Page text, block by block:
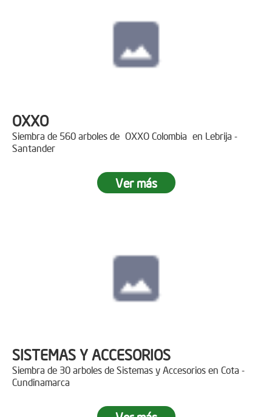
OXXO
Siembra de 560 arboles de OXXO Colombia en Lebrija -
Santander
Ver más
SISTEMAS Y ACCESORIOS
Siembra de 30 arboles de Sistemas y Accesorios en Cota -
Cundinamarca